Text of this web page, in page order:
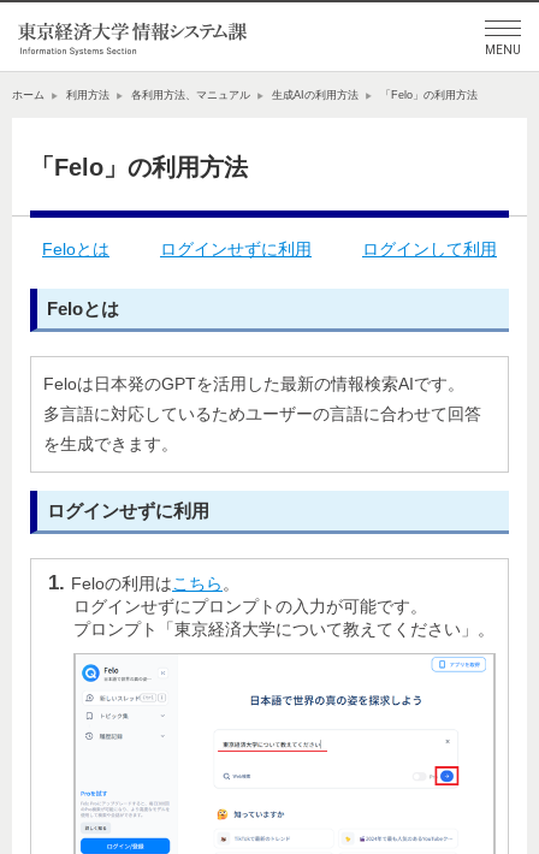
ホーム 利用方法 各利用方法、マニュアル 生成AIの利用方法 「Felo」の利用方法
「Felo」の利用方法
Feloとは ログインせずに利用 ログインして利用
Feloとは
Feloは日本発のGPTを活用した最新の情報検索AIです。
多言語に対応しているためユーザーの言語に合わせて回答
を生成できます。
ログインせずに利用
Feloの利用はこちら 。
ログインせずにプロンプトの入力が可能です。
プロンプト「東京経済大学について教えてください」。